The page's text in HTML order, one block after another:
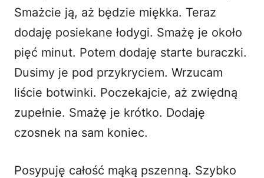
Smażcie ją, aż będzie miękka. Teraz
dodaję posiekane łodygi. Smażę je około
pięć minut. Potem dodaję starte buraczki.
Dusimy je pod przykryciem. Wrzucam
liście botwinki. Poczekajcie, aż zwiędną
zupełnie. Smażę je krótko. Dodaję
czosnek na sam koniec.
Posypuję całość mąką pszenną. Szybko